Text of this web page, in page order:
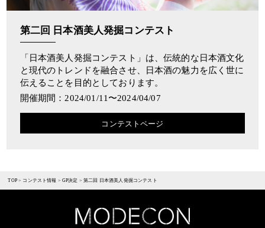
第二回 日本酒美人発掘コンテスト
「日本酒美人発掘コンテスト」は、伝統的な日本酒文化
と現代のトレンドを融合させ、日本酒の魅力を広く世に
伝えることを目的としております。
開催期間：2024/01/11〜2024/04/07
コンテストページ
TOP> コンテスト情報 >GP決定 >第二回 日本酒美人発掘コンテスト